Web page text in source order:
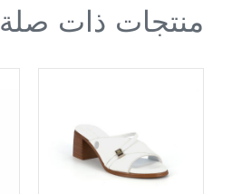
منتجات ذات صلة